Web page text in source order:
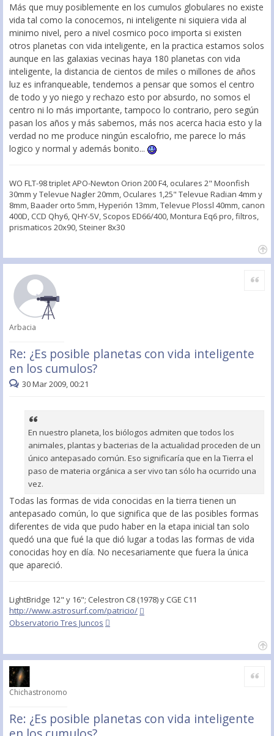
Más que muy posiblemente en los cumulos globulares no existe
vida tal como la conocemos, ni inteligente ni siquiera vida al
minimo nivel, pero a nivel cosmico poco importa si existen
otros planetas con vida inteligente, en la practica estamos solos
aunque en las galaxias vecinas haya 180 planetas con vida
inteligente, la distancia de cientos de miles o millones de años
luz es infranqueable, tendemos a pensar que somos el centro
de todo y yo niego y rechazo esto por absurdo, no somos el
centro ni lo más importante, tampoco lo contrario, pero según
pasan los años y más sabemos, más nos acerca hacia esto y la
verdad no me produce ningún escalofrio, me parece lo más
logico y normal y además bonito...
WO FLT-98 triplet APO-Newton Orion 200 F4, oculares 2" Moonfish
30mm y Televue Nagler 20mm, Oculares 1,25" Televue Radian 4mm y
8mm, Baader orto 5mm, Hyperión 13mm, Televue Plossl 40mm, canon
400D, CCD Qhy6, QHY-5V, Scopos ED66/400, Montura Eq6 pro, filtros,
prismaticos 20x90, Steiner 8x30
Arbacia
Re: ¿Es posible planetas con vida inteligente
en los cumulos?
Citar
30 Mar 2009, 00:21
En nuestro planeta, los biólogos admiten que todos los
animales, plantas y bacterias de la actualidad proceden de un
único antepasado común. Eso significaría que en la Tierra el
paso de materia orgánica a ser vivo tan sólo ha ocurrido una
vez.
Todas las formas de vida conocidas en la tierra tienen un
antepasado común, lo que significa que de las posibles formas
diferentes de vida que pudo haber en la etapa inicial tan solo
quedó una que fué la que dió lugar a todas las formas de vida
conocidas hoy en día. No necesariamente que fuera la única
que apareció.
LightBridge 12" y 16"; Celestron C8 (1978) y CGE C11
http://www.astrosurf.com/patricio/
Observatorio Tres Juncos
Chichastronomo
Re: ¿Es posible planetas con vida inteligente
Citar